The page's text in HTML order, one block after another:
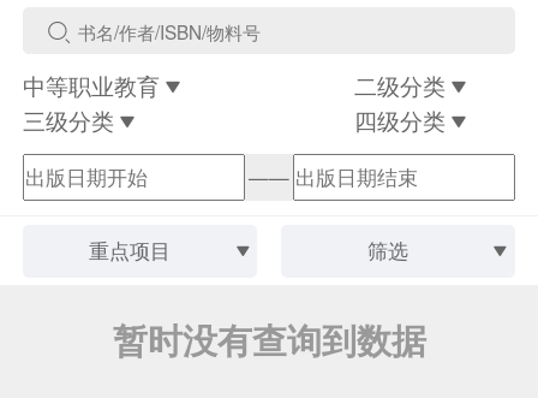
中等职业教育
二级分类
三级分类
四级分类
——
重点项目 筛选
暂时没有查询到数据